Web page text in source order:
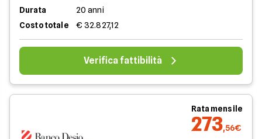
Durata
20 anni
Costo totale
€ 32.827,12
Verifica fattibilità
Rata mensile
273,56€